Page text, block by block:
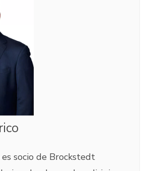
socio de Brockstedt